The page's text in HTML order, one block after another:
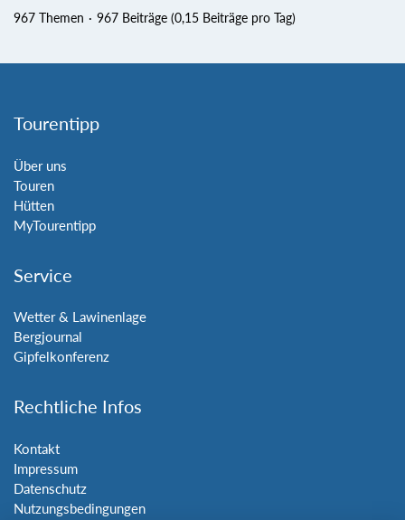
967 Themen 967 Beiträge (0,15 Beiträge pro Tag)
Tourentipp
Über uns
Touren
Hütten
MyTourentipp
Service
Wetter & Lawinenlage
Bergjournal
Gipfelkonferenz
Rechtliche Infos
Kontakt
Impressum
Datenschutz
Nutzungsbedingungen